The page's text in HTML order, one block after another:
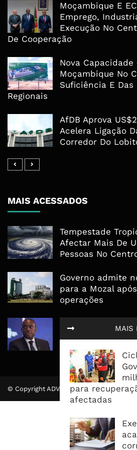
MAIS
para
afectadas
Moçambique E
Emprego,
Execução No
De Cooperação
Nova
Moçambique No
Suficiência E Das
Regionais
AfDB Aprova
Acelera Ligação
Corredor Do
MAIS ACESSADOS
Tempestade
Afectar Mais De
Pessoas No
Governo admite
para a Mozal
operações
CEO do Standard
Governo que
© Copyright ADVALUE. Todos Direitos